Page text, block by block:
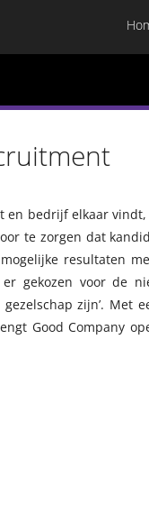
en bedrijf elkaar
te zorgen dat
resultaten
gekozen voor de
zijn’. Met
Good Company